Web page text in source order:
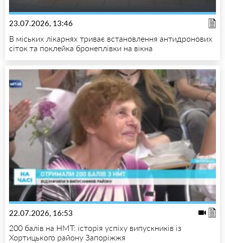
23.07.2026, 13:46
В міських лікарнях триває встановлення антидронових
сіток та поклейка бронеплівки на вікна
22.07.2026, 16:53
200 балів на НМТ: історія успіху випускників із
Хортицького району Запоріжжя